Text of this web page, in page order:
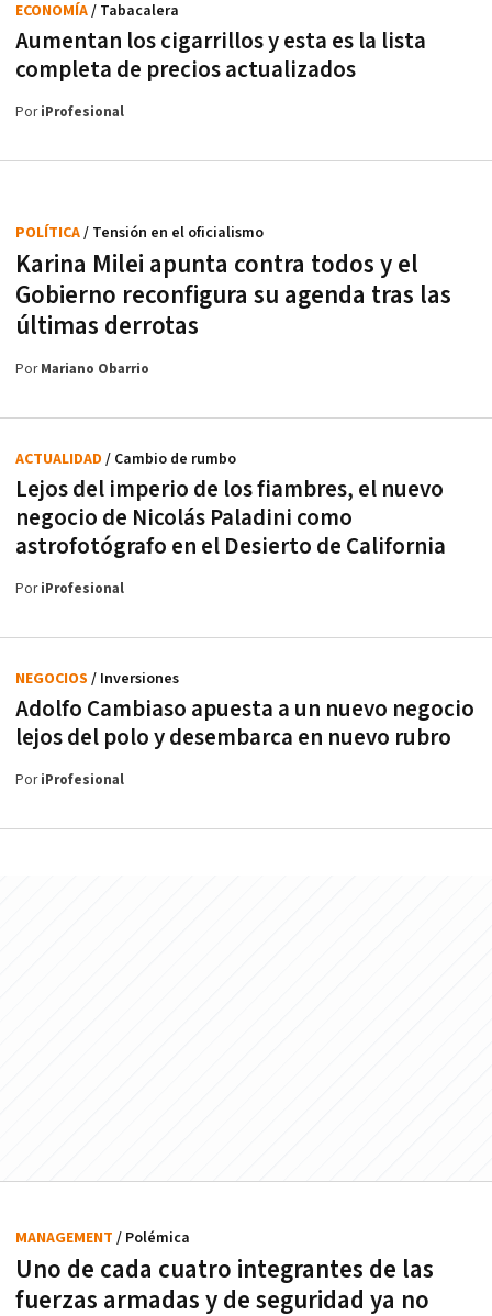
Aumentan los cigarrillos y esta es la lista
completa de precios actualizados
ECONOMÍA/ Tabacalera
PoriProfesional
Karina Milei apunta contra todos y el
Gobierno reconfigura su agenda tras las
últimas derrotas
POLÍTICA/ Tensión en el oficialismo
PorMariano Obarrio
Lejos del imperio de los fiambres, el nuevo
negocio de Nicolás Paladini como
astrofotógrafo en el Desierto de California
ACTUALIDAD / Cambio de rumbo
PoriProfesional
Adolfo Cambiaso apuesta a un nuevo negocio
lejos del polo y desembarca en nuevo rubro
NEGOCIOS / Inversiones
PoriProfesional
Uno de cada cuatro integrantes de las
fuerzas armadas y de seguridad ya no
MANAGEMENT / Polémica